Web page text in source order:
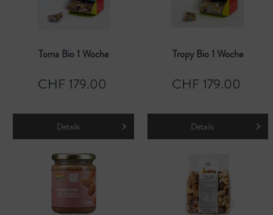
Toma Bio 1 Woche
CHF 179.00
Details
Tropy Bio 1 Woche
CHF 179.00
Details